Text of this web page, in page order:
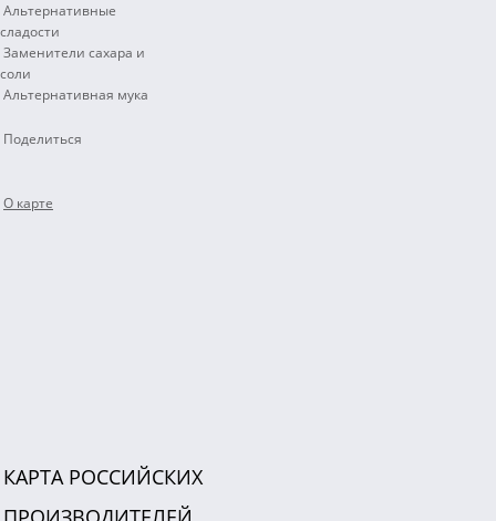
Альтернативные
сладости
Заменители сахара и
соли
Альтернативная мука
Поделиться
О карте
КАРТА РОССИЙСКИХ